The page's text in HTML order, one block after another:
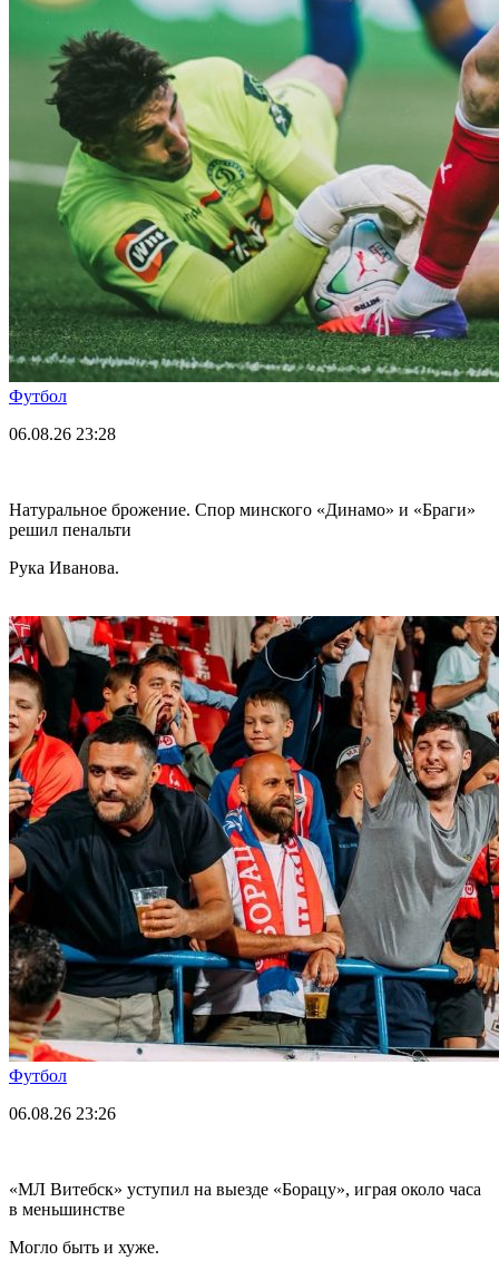
Футбол
06.08.26 23:28
Натуральное брожение. Спор минского «Динамо» и «Браги»
решил пенальти
Рука Иванова.
Футбол
06.08.26 23:26
«МЛ Витебск» уступил на выезде «Борацу», играя около часа
в меньшинстве
Могло быть и хуже.